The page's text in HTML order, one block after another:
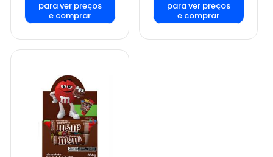
para ver preços
e comprar
para ver preços
e comprar